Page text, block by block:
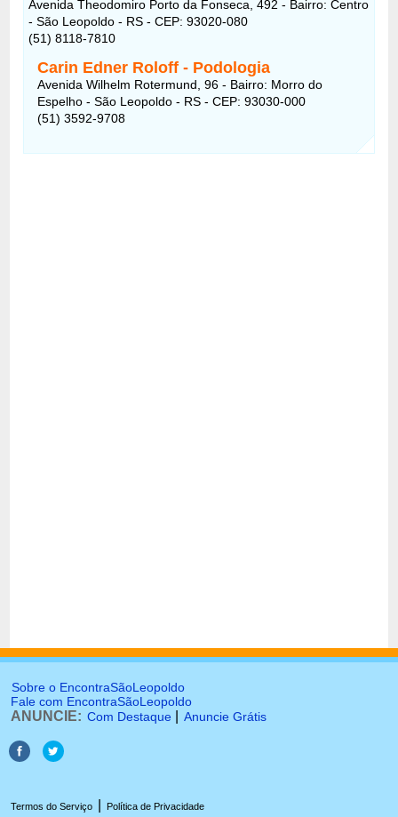
Avenida Theodomiro Porto da Fonseca, 492 - Bairro: Centro
- São Leopoldo - RS - CEP: 93020-080
(51) 8118-7810
Carin Edner Roloff - Podologia
Avenida Wilhelm Rotermund, 96 - Bairro: Morro do
Espelho - São Leopoldo - RS - CEP: 93030-000
(51) 3592-9708
Sobre o EncontraSãoLeopoldo
Fale com EncontraSãoLeopoldo
ANUNCIE: Com Destaque Anuncie Grátis
Termos do Serviço Política de Privacidade